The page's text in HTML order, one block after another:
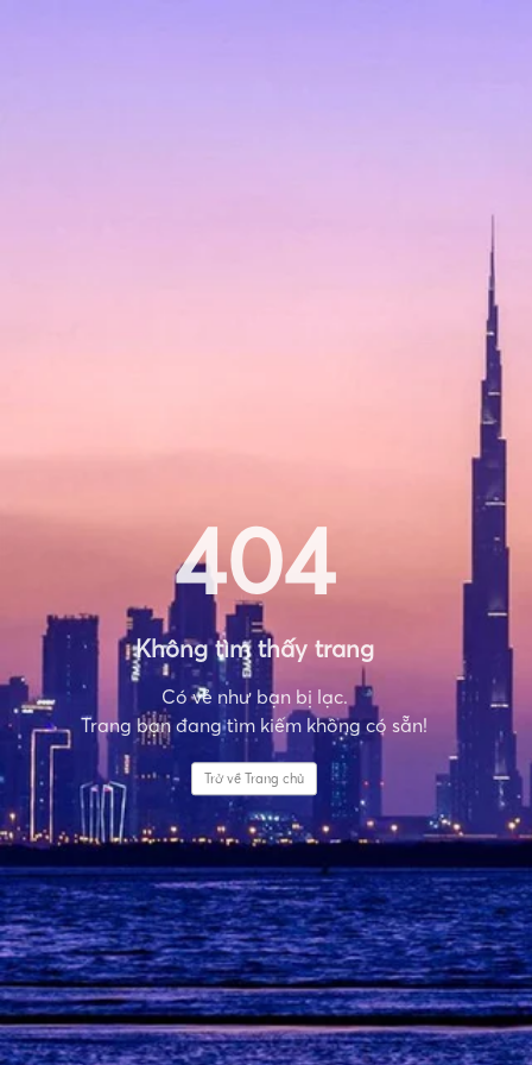
404
Không tìm thấy trang
Có vẻ như bạn bị lạc.
Trang bạn đang tìm kiếm không có sẵn!
Trở về Trang chủ